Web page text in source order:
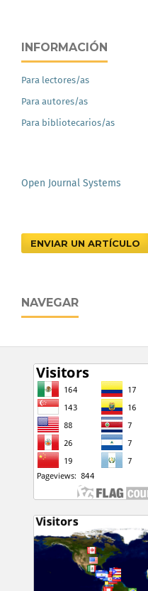
INFORMACIÓN
Para lectores/as
Para autores/as
Para bibliotecarios/as
Open Journal Systems
ENVIAR UN ARTÍCULO
NAVEGAR